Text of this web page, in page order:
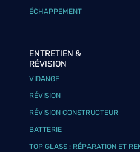
ÉCHAPPEMENT
ENTRETIEN &
RÉVISION
VIDANGE
RÉVISION
RÉVISION CONSTRUCTEUR
BATTERIE
TOP GLASS : RÉPARATION ET